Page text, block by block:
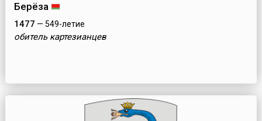
Берёза
1477 — 549-летие
обитель картезианцев